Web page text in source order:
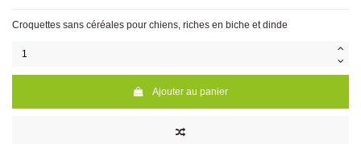
Croquettes sans céréales pour chiens, riches en biche et dinde
Ajouter au panier